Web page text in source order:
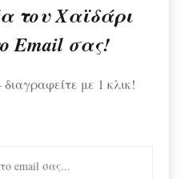
του Χαϊδάρι
Email σας!
με 1 κλικ!